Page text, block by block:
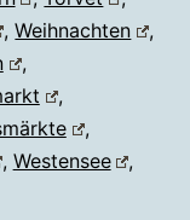
,Weihnachten
,
,
,
,
, Westensee
,